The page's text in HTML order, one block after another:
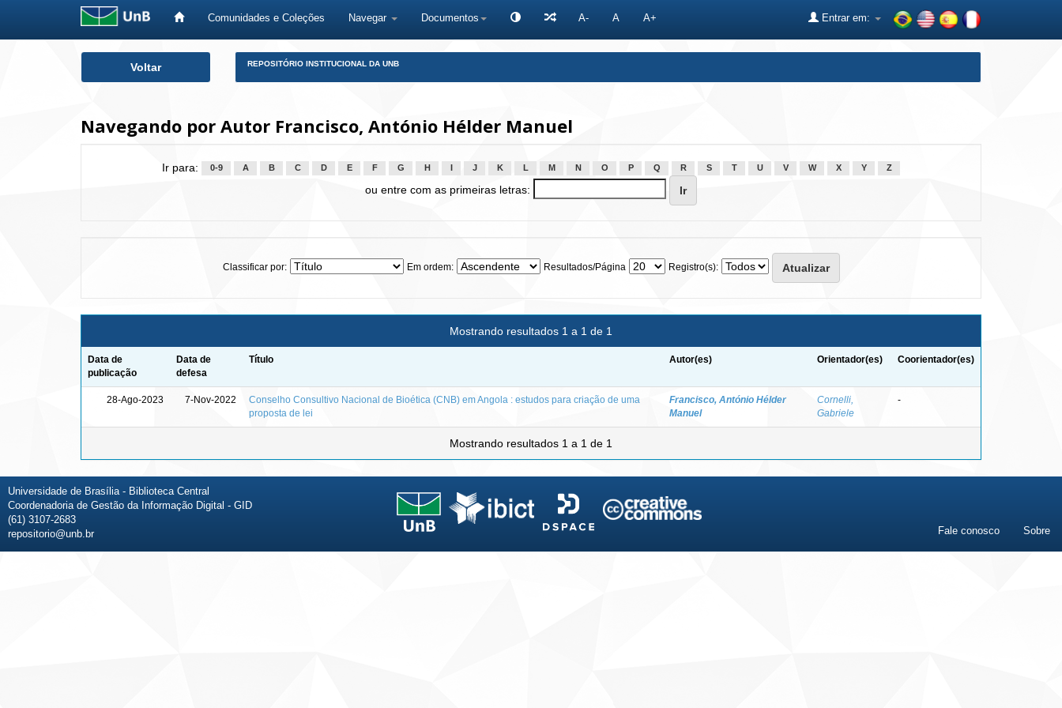
Comunidades e Coleções Navegar Documentos A- A A+ Entrar em:
Voltar REPOSITÓRIO INSTITUCIONAL DA UNB
Navegando por Autor Francisco, António Hélder Manuel
Ir para: 0-9 A B C D E F G H J K L M N O P Q R S T U V W X Y Z
ou entre com as primeiras letras:
Classificar por: Em ordem: Resultados/Página Registro(s):
Mostrando resultados 1 a 1 de 1
Data de
publicação
Data de
defesa
Título Autor(es) Orientador(es) Coorientador(es)
28-Ago-2023 7-Nov-2022
Conselho Consultivo Nacional de Bioética (CNB) em Angola : estudos para criação de uma
proposta de lei
Francisco, António Hélder
Manuel
Cornelli,
Gabriele
-
Mostrando resultados 1 a 1 de 1
Universidade de Brasília - Biblioteca Central
Coordenadoria de Gestão da Informação Digital - GID
(61) 3107-2683
repositorio@unb.br
Fale conosco Sobre